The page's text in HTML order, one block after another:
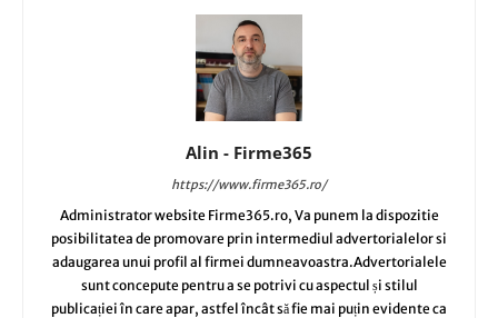
Alin - Firme365
https://www.firme365.ro/
Administrator website Firme365.ro, Va punem la dispozitie
posibilitatea de promovare prin intermediul advertorialelor si
adaugarea unui profil al firmei dumneavoastra.Advertorialele
sunt concepute pentru a se potrivi cu aspectul și stilul
publicației în care apar, astfel încât să fie mai puțin evidente ca